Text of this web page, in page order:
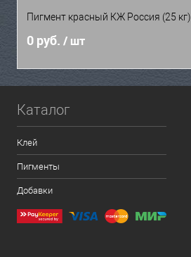
Пигмент красный КЖ Россия (25 кг)
0 руб. / шт
Каталог
Клей
Пигменты
Добавки